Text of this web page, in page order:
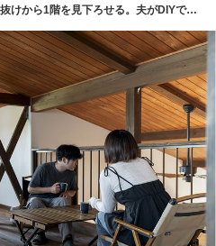
ロフトのフリースペースでは、吹き抜けから1階を見下ろせる。夫がDIYで取り付けたキャットウォークや梁の上を、猫たちが自由気ままに歩き回ったり、2階に駆け上ったりする姿が見えるそう